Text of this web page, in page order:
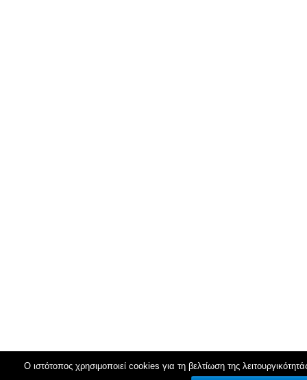
Ο ιστότοπος χρησιμοποιεί cookies για τη βελτίωση της